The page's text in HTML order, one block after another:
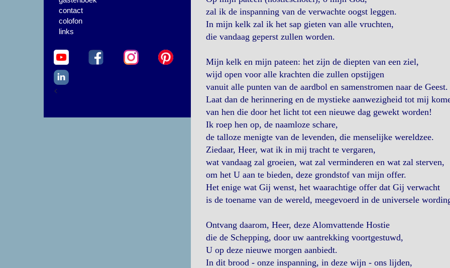
contact
colofon
links
<
zal ik de inspanning van de verwachte oogst leggen.
In mijn kelk zal ik het sap gieten van alle vruchten,
die vandaag geperst zullen worden.
Mijn kelk en mijn pateen: het zijn de diepten van een ziel,
wijd open voor alle krachten die zullen opstijgen
vanuit alle punten van de aardbol en samenstromen naar de Geest.
Laat dan de herinnering en de mystieke aanwezigheid tot mij
van hen die door het licht tot een nieuwe dag gewekt worden!
Ik roep hen op, de naamloze schare,
de talloze menigte van de levenden, die menselijke wereldzee.
Ziedaar, Heer, wat ik in mij tracht te vergaren,
wat vandaag zal groeien, wat zal verminderen en wat zal sterven,
om het U aan te bieden, deze grondstof van mijn offer.
Het enige wat Gij wenst, het waarachtige offer dat Gij verwacht
is de toename van de wereld, meegevoerd in de universele
Ontvang daarom, Heer, deze Alomvattende Hostie
die de Schepping, door uw aantrekking voortgestuwd,
U op deze nieuwe morgen aanbiedt.
In dit brood - onze inspanning, in deze wijn - ons lijden,